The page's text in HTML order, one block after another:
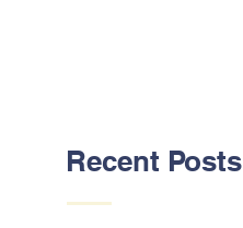
Recent Posts